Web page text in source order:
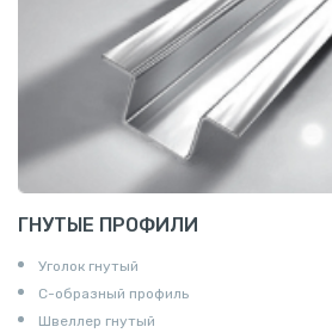
ГНУТЫЕ ПРОФИЛИ
Уголок гнутый
С-образный профиль
Швеллер гнутый